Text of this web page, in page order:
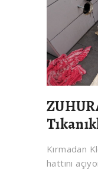
Kırmadan
hattını